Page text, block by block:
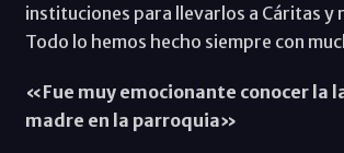
instituciones para llevarlos a Cáritas
Todo lo hemos hecho siempre con
«Fue muy emocionante conocer la
madre en la parroquia»